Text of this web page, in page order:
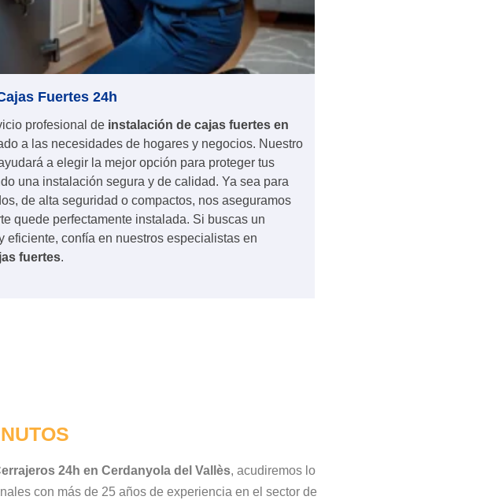
Fuertes 24h
profesional de instalación de cajas fuertes en
a las necesidades de hogares y negocios. Nuestro
a elegir la mejor opción para proteger tus
una instalación segura y de calidad. Ya sea para
de alta seguridad o compactos, nos aseguramos
quede perfectamente instalada. Si buscas un
eficiente, confía en nuestros especialistas en
fuertes.
24h en Cerdanyola del Vallès, acudiremos lo
con más de 25 años de experiencia en el sector de